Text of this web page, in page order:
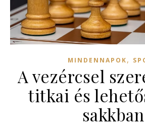
MINDENNAPOK,
A vezércsel
titkai és
sakkban